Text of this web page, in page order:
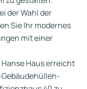
der Wahl der
Sie Ihr modernes
mit einer
Haus erreicht